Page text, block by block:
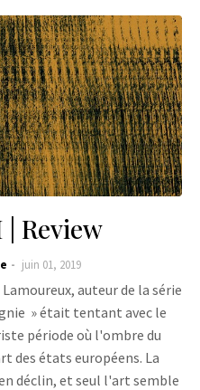
Review
juin 01, 2019
auteur de la série
» était tentant avec le
période où l'ombre du
des états européens. La
déclin, et seul l'art semble